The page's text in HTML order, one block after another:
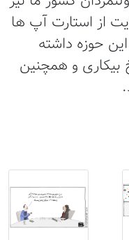
از استارت آپ ها
حوزه داشته
و همچنین